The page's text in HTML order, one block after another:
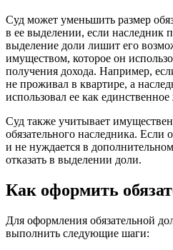
Суд может уменьшить размер
в ее выделении, если наследник
выделение доли лишит его
имуществом, которое он
получения дохода. Например,
не проживал в квартире, а
использовал ее как
Суд также учитывает
обязательного наследника. Если
и не нуждается в
отказать в выделении доли.
Как оформить
Для оформления обязательной
выполнить следующие шаги: